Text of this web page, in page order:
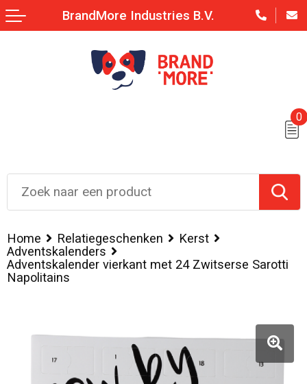
0
BrandMore Industries B.V.
Home Relatiegeschenken
Kerst
Adventskalenders
Adventskalender vierkant met 24 Zwitserse Sarotti
Napolitains